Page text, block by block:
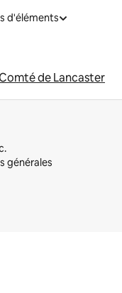
d'éléments
de Lancaster
générales